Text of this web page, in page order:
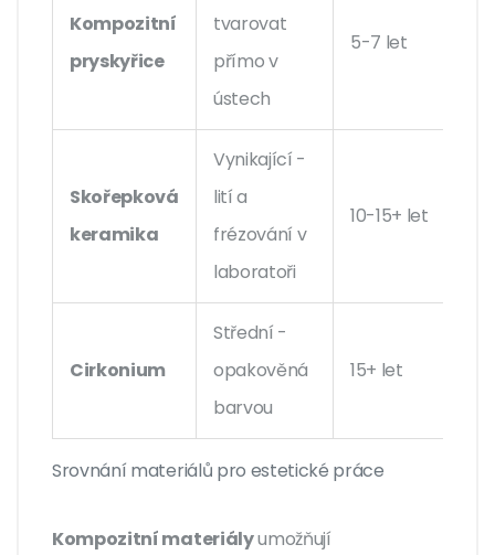
Srovnání materiálů pro estetické práce
Kompozitní
pryskyřice
tvarovat
přímo v
ústech
5-7 let
Skořepková
keramika
Vynikající -
lití a
frézování v
laboratoři
10-15+ let
Cirkonium
Střední -
opakověná
barvou
15+ let
Kompozitní materiályumožňují